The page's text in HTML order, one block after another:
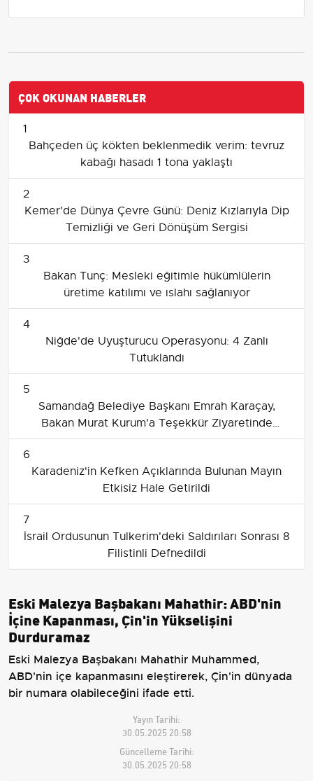
ÇOK OKUNAN HABERLER
1
Bahçeden üç kökten beklenmedik verim: tevruz
kabağı hasadı 1 tona yaklaştı
2
Kemer'de Dünya Çevre Günü: Deniz Kızlarıyla Dip
Temizliği ve Geri Dönüşüm Sergisi
3
Bakan Tunç: Mesleki eğitimle hükümlülerin
üretime katılımı ve ıslahı sağlanıyor
4
Niğde'de Uyuşturucu Operasyonu: 4 Zanlı
Tutuklandı
5
Samandağ Belediye Başkanı Emrah Karaçay,
Bakan Murat Kurum'a Teşekkür Ziyaretinde
Bulundu
6
Karadeniz'in Kefken Açıklarında Bulunan Mayın
Etkisiz Hale Getirildi
7
İsrail Ordusunun Tulkerim'deki Saldırıları Sonrası 8
Filistinli Defnedildi
Eski Malezya Başbakanı Mahathir: ABD'nin
İçine Kapanması, Çin'in Yükselişini
Durduramaz
Eski Malezya Başbakanı Mahathir Muhammed,
ABD'nin içe kapanmasını eleştirerek, Çin'in dünyada
bir numara olabileceğini ifade etti.
Yayın Tarihi:
30.05.2025 20:58
Güncelleme Tarihi:
30.05.2025 20:58